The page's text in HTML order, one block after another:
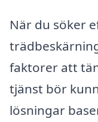
När du söker
faktorer att
tjänst bör
lösningar